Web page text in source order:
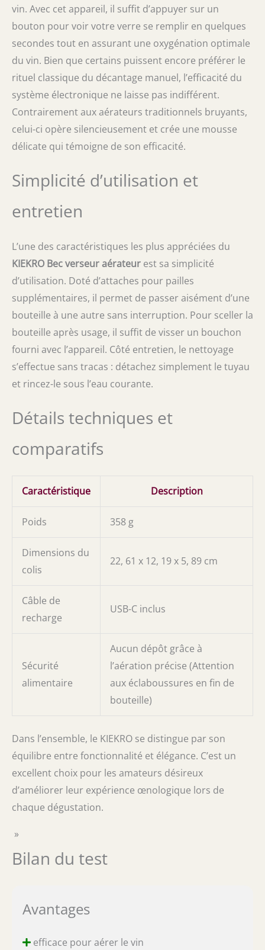
vin. Avec cet appareil, il suffit d’appuyer sur un
bouton pour voir votre verre se remplir en quelques
secondes tout en assurant une oxygénation optimale
du vin. Bien que certains puissent encore préférer le
rituel classique du décantage manuel, l’efficacité du
système électronique ne laisse pas indifférent.
Contrairement aux aérateurs traditionnels bruyants,
celui-ci opère silencieusement et crée une mousse
délicate qui témoigne de son efficacité.
Simplicité d’utilisation et
entretien
L’une des caractéristiques les plus appréciées du
KIEKRO Bec verseur aérateur est sa simplicité
d’utilisation. Doté d’attaches pour pailles
supplémentaires, il permet de passer aisément d’une
bouteille à une autre sans interruption. Pour sceller la
bouteille après usage, il suffit de visser un bouchon
fourni avec l’appareil. Côté entretien, le nettoyage
s’effectue sans tracas : détachez simplement le tuyau
et rincez-le sous l’eau courante.
Détails techniques et
comparatifs
Caractéristique Description
Poids 358 g
Dimensions du
colis
22, 61 x 12, 19 x 5, 89 cm
Câble de
recharge
USB-C inclus
Sécurité
alimentaire
Aucun dépôt grâce à
l’aération précise (Attention
aux éclaboussures en fin de
bouteille)
Dans l’ensemble, le KIEKRO se distingue par son
équilibre entre fonctionnalité et élégance. C’est un
excellent choix pour les amateurs désireux
d’améliorer leur expérience œnologique lors de
chaque dégustation.
»
Bilan du test
Avantages
efficace pour aérer le vin